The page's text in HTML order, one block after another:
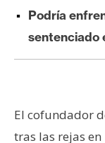
I
A
n
Podría
sentenciado
El cofundador
tras las rejas